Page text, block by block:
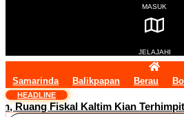
MASUK
JELAJAHI
Samarinda Balikpapan Berau
HEADLINE
Fiskal Kaltim Kian Terhimpit